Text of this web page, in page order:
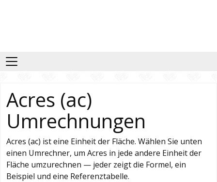
Acres (ac)
Umrechnungen
Acres (ac) ist eine Einheit der Fläche. Wählen Sie unten
einen Umrechner, um Acres in jede andere Einheit der
Fläche umzurechnen — jeder zeigt die Formel, ein
Beispiel und eine Referenztabelle.